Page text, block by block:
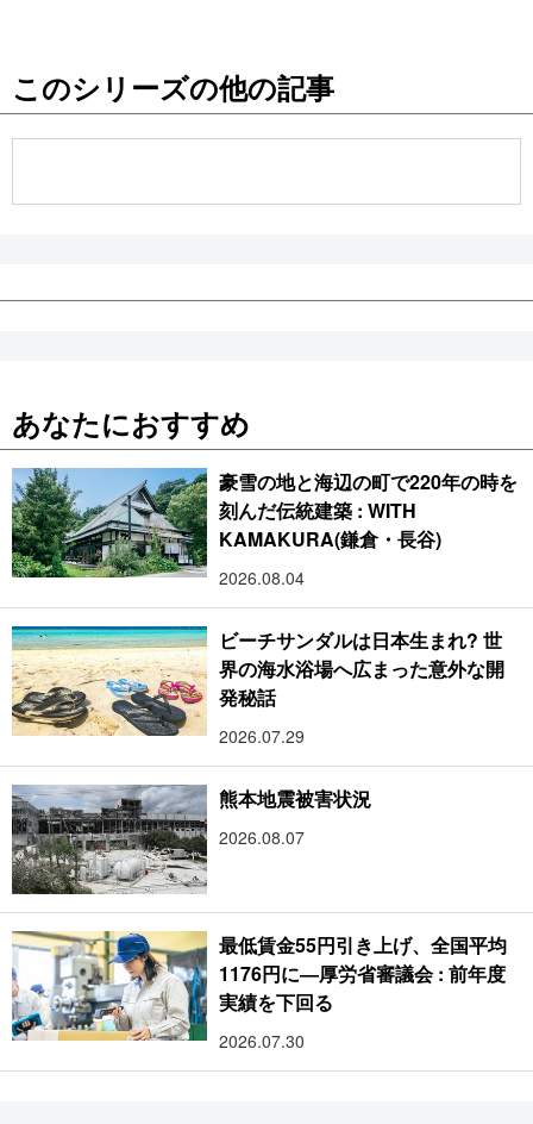
お知らせ
このシリーズの他の記事
あなたにおすすめ
豪雪の地と海辺の町で220年の時を
刻んだ伝統建築 : WITH
KAMAKURA(鎌倉・長谷)
2026.08.04
ビーチサンダルは日本生まれ? 世
界の海水浴場へ広まった意外な開
発秘話
2026.07.29
熊本地震被害状況
2026.08.07
最低賃金55円引き上げ、全国平均
1176円に―厚労省審議会 : 前年度
実績を下回る
2026.07.30